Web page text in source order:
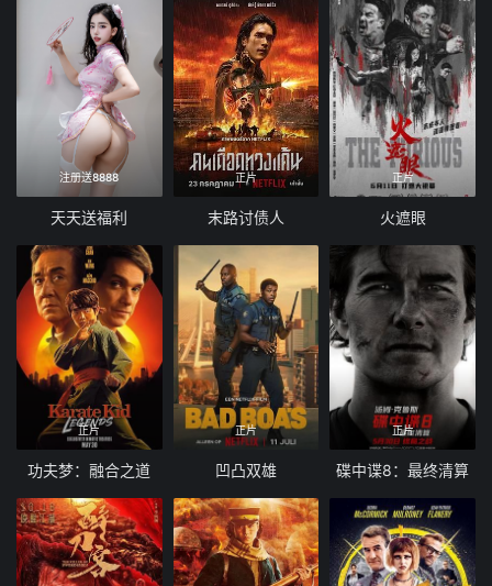
注册送8888
天天送福利
正片
末路讨债人
正片
火遮眼
正片
功夫梦：融合之道
正片
凹凸双雄
正片
碟中谍8：最终清算